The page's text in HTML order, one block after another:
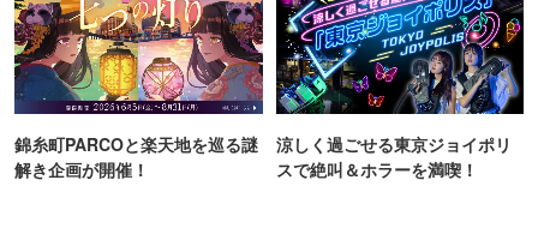
錦糸町PARCOと楽天地を巡る謎
解き企画が開催！
涼しく過ごせる東京ジョイポリ
スで絶叫＆ホラーを満喫！